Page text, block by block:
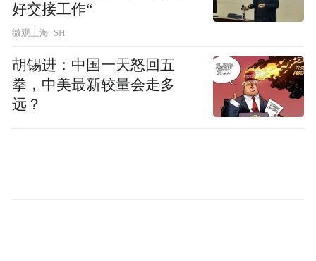
近年来，我区依托航空新材料、电机、风机
好交接工作“
微观上海_SH
胡锡进：中国一天怒回五
拳，中美最新较量会走多
远？